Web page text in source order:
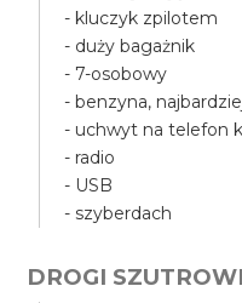
- kluczyk zpilotem
- duży bagażnik
- 7-osobowy
- benzyna,
- uchwyt na telefon
- radio
- USB
- szyberdach
DROGI